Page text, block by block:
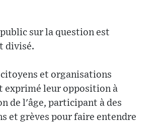
sur la question est
divisé.
et organisations
exprimé leur opposition à
de l'âge, participant à des
et grèves pour faire entendre